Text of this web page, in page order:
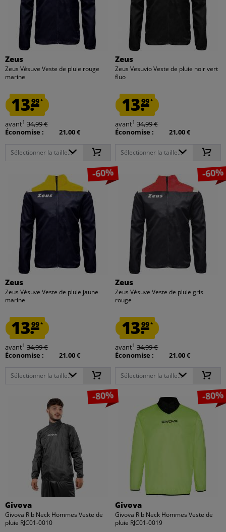
Zeus
Zeus Vésuve Veste de pluie rouge
marine
13.99*
avant1 34,99 €
Économise :
21,00 €
Sélectionner la taille...
Zeus
Zeus Vesuvio Veste de pluie noir vert
fluo
13.99*
avant1 34,99 €
Économise :
21,00 €
Sélectionner la taille...
-60%
Zeus
Zeus Vésuve Veste de pluie jaune
marine
13.99*
avant1 34,99 €
Économise :
21,00 €
Sélectionner la taille...
-60%
Zeus
Zeus Vésuve Veste de pluie gris
rouge
13.99*
avant1 34,99 €
Économise :
21,00 €
Sélectionner la taille...
-80%
Givova
Givova Rib Neck Hommes Veste de
pluie RJC01-0010
-80%
Givova
Givova Rib Neck Hommes Veste de
pluie RJC01-0019